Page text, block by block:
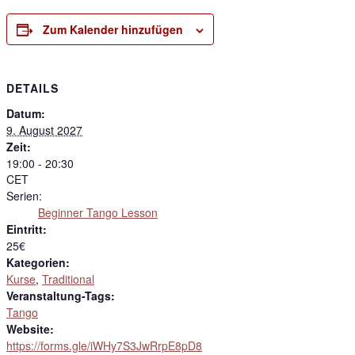
Zum Kalender hinzufügen
DETAILS
Datum:
9. August 2027
Zeit:
19:00 - 20:30
CET
Serien:
Beginner Tango Lesson
Eintritt:
25€
Kategorien:
Kurse, Traditional
Veranstaltung-Tags:
Tango
Website:
https://forms.gle/iWHy7S3JwRrpE8pD8